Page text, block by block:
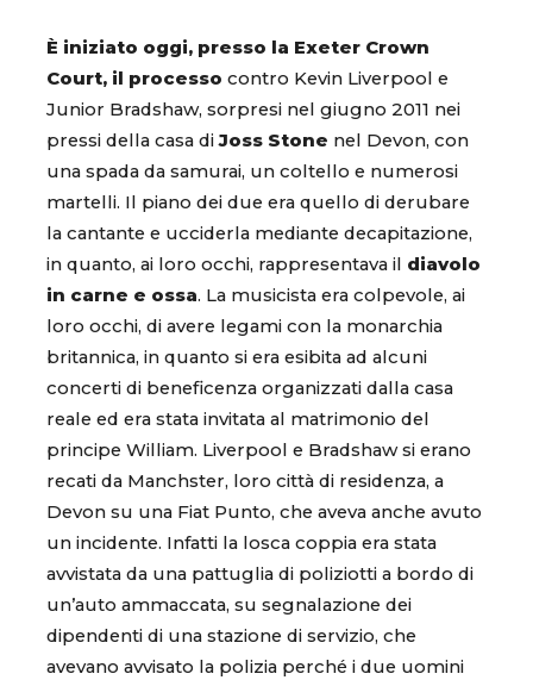
È iniziato oggi, presso la Exeter Crown
Court, il processo contro Kevin Liverpool e
Junior Bradshaw, sorpresi nel giugno 2011 nei
pressi della casa diJoss Stone nel Devon, con
una spada da samurai, un coltello e numerosi
martelli. Il piano dei due era quello di derubare
la cantante e ucciderla mediante decapitazione,
in quanto, ai loro occhi, rappresentava il diavolo
in carne e ossa. La musicista era colpevole, ai
loro occhi, di avere legami con la monarchia
britannica, in quanto si era esibita ad alcuni
concerti di beneficenza organizzati dalla casa
reale ed era stata invitata al matrimonio del
principe William. Liverpool e Bradshaw si erano
recati da Manchster, loro città di residenza, a
Devon su una Fiat Punto, che aveva anche avuto
un incidente. Infatti la losca coppia era stata
avvistata da una pattuglia di poliziotti a bordo di
un’auto ammaccata, su segnalazione dei
dipendenti di una stazione di servizio, che
avevano avvisato la polizia perché i due uomini